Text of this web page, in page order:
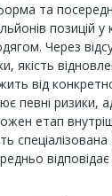
та
позицій у
Через
якість
від
певні ризики,
етап